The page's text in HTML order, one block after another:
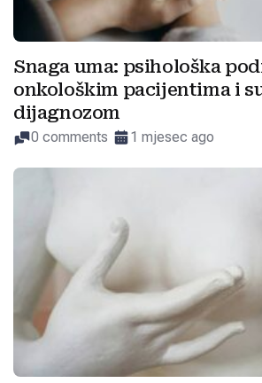
Snaga uma: psihološka
onkološkim pacijentima i
dijagnozom
0 comments 1 mjesec ago